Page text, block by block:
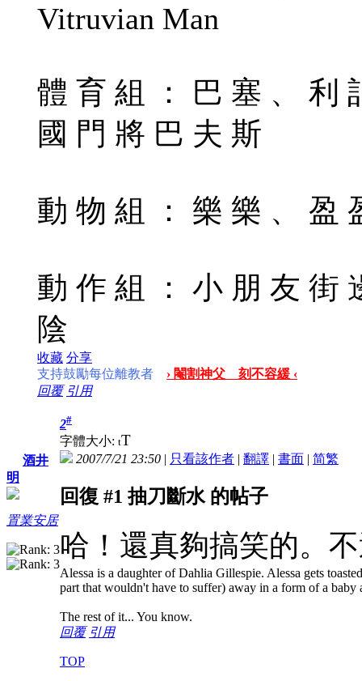
Vitruvian Man
體 育 組 ： 巴 塞 、 利
國 門 將 巴 夫 斯
動 物 組 ： 樂 樂 、 盈
動 作 組 ： 小 朋 友 街
陰
收藏 分享
支持鼓勵每位離教者
› 閹割神父 刻不容緩 ‹
回覆 引用
酒井
明
置業安居
2#
字體大小: tT
2007/7/21 23:50 | 只看該作者 | 翻譯 | 書面 | 简繁
回復 #1 抽刀斷水 的帖子
哈！還真夠搞笑的。
Alessa is a daughter of Dahlia Gillespie. Alessa gets
part that wouldn't have to suffer) away in a form of a
The rest of it... You know.
回覆 引用
TOP